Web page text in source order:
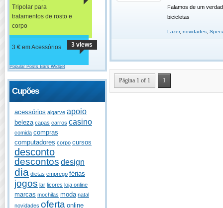
Tripolar para
tratamentos de rosto e
corpo
3 € em Acessórios 3 views
Popular Posts Bars Widget
Cupões
acessórios algarve apoio
beleza capas carros casino
comida compras
computadores corpo cursos
desconto
descontos design
dia dietas emprego férias
jogos lar licores loja online
marcas mochilas moda natal
novidades oferta online
Falamos de um
bicicletas
Lazer,novidades ,
Página 1 of 1 1